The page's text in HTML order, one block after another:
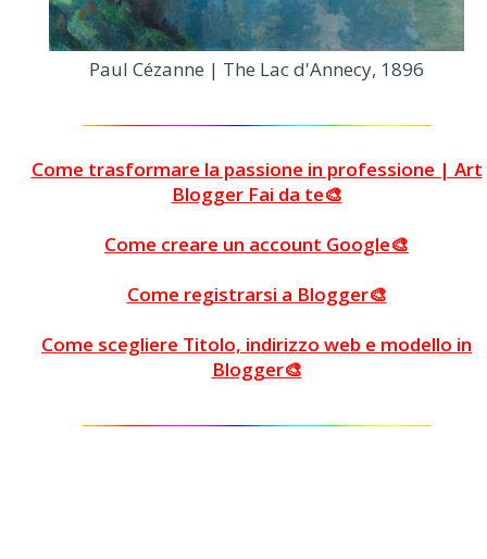
Paul Cézanne | The Lac d'Annecy, 1896
Come trasformare la passione in professione | Art
Blogger Fai da te🎨
Come creare un account Google🎨
Come registrarsi a Blogger🎨
Come scegliere Titolo, indirizzo web e modello in
Blogger🎨